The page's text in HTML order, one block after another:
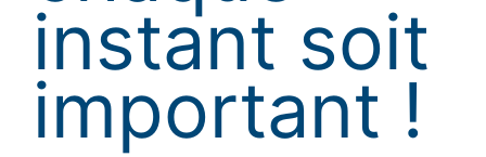
instant soit
important !